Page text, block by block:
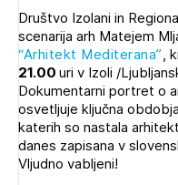
Praksa
O ZAPS
PRIJAVITE SE
Društvo Izolani in
scenarija arh Matejem
“Arhitekt Mediterana”,
21.00uri v Izoli /
Dokumentarni portret o
osvetljuje ključna
katerih so nastala
danes zapisana v
Vljudno vabljeni!
Novičnike. Označite
Novičnike vam bomo pošiljali
Mesečni novičnik
Novičnik
Novičnik natečajev